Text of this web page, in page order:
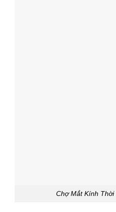
Chợ Mắt Kính Thời